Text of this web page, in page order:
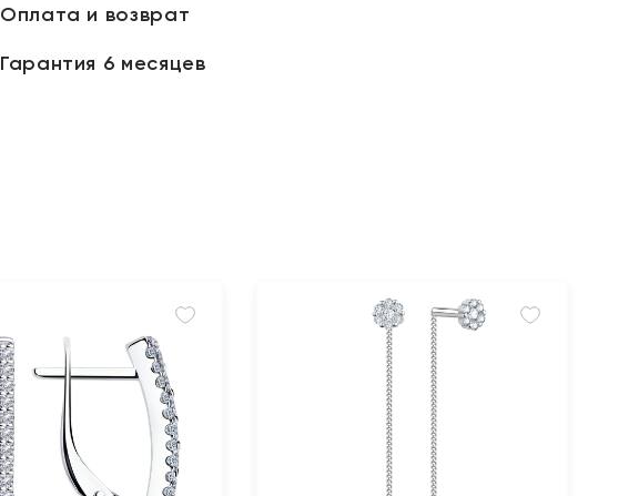
Оплата и возврат
Гарантия 6 месяцев